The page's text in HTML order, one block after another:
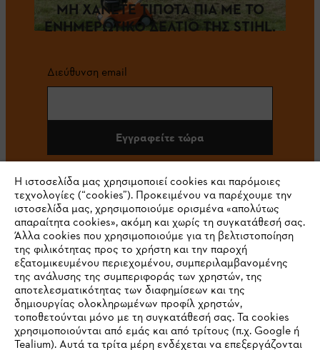
ΜΗ ΧΑΝΕΤΕ ΤΙΠΟΤΑ ΠΙΑ ΜΕ ΤΟ
ΕΝΗΜΕΡΩΤΙΚΟ ΔΕΛΤΙΟ ΤΗΣ STIHL.
Διεύθυνση email
Εγγραφείτε τώρα
#STIHL
Εταιρεία
Η ιστοσελίδα μας χρησιμοποιεί cookies και παρόμοιες
τεχνολογίες (“cookies”). Προκειμένου να παρέχουμε την
ιστοσελίδα μας, χρησιμοποιούμε ορισμένα «απολύτως
απαραίτητα cookies», ακόμη και χωρίς τη συγκατάθεσή σας.
Άλλα cookies που χρησιμοποιούμε για τη βελτιστοποίηση
της φιλικότητας προς το χρήστη και την παροχή
εξατομικευμένου περιεχομένου, συμπεριλαμβανομένης
της ανάλυσης της συμπεριφοράς των χρηστών, της
αποτελεσματικότητας των διαφημίσεων και της
δημιουργίας ολοκληρωμένων προφίλ χρηστών,
τοποθετούνται μόνο με τη συγκατάθεσή σας. Τα cookies
χρησιμοποιούνται από εμάς και από τρίτους (π.χ. Google ή
Tealium). Αυτά τα τρίτα μέρη ενδέχεται να επεξεργάζονται